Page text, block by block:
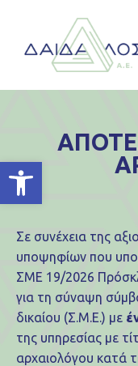
Ανοίξτε τη γραμμή εργαλείων
Σε συνέχεια της
υποψηφίων που
ΣΜΕ 19/2026
για τη σύναψη
δικαίου (Σ.Μ.Ε.) με
της υπηρεσίας με
αρχαιολόγου κατά